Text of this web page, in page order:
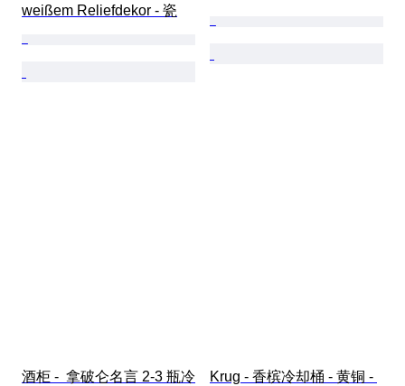
weißem Reliefdekor - 瓷
酒柜 -  拿破仑名言 2-3 瓶冷
Krug - 香槟冷却桶 - 黄铜 -